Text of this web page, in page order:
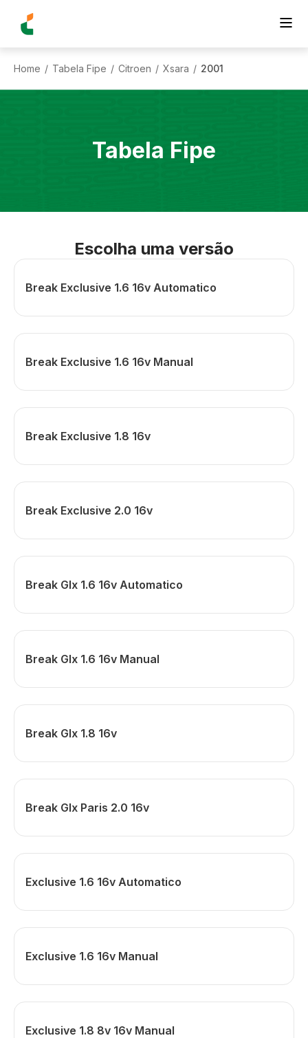
Home / Tabela Fipe / Citroen / Xsara / 2001
Tabela Fipe
Escolha uma versão
Break Exclusive 1.6 16v Automatico
Break Exclusive 1.6 16v Manual
Break Exclusive 1.8 16v
Break Exclusive 2.0 16v
Break Glx 1.6 16v Automatico
Break Glx 1.6 16v Manual
Break Glx 1.8 16v
Break Glx Paris 2.0 16v
Exclusive 1.6 16v Automatico
Exclusive 1.6 16v Manual
Exclusive 1.8 8v 16v Manual